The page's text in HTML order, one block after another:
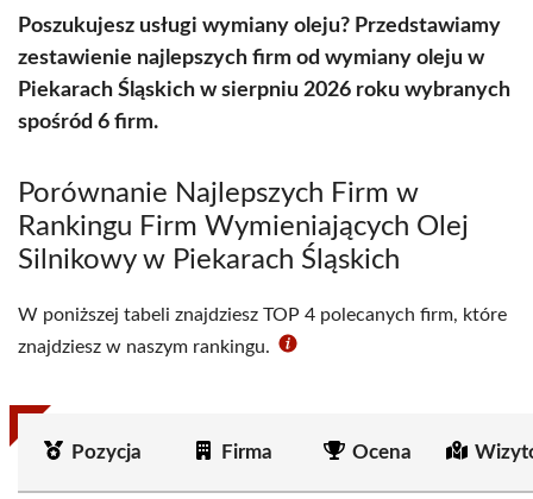
Poszukujesz usługi wymiany oleju? Przedstawiamy
zestawienie najlepszych firm od wymiany oleju w
Piekarach Śląskich w sierpniu 2026 roku wybranych
spośród 6 firm.
Porównanie Najlepszych Firm w
Rankingu Firm Wymieniających Olej
Silnikowy w Piekarach Śląskich
W poniższej tabeli znajdziesz TOP 4 polecanych firm, które
znajdziesz w naszym rankingu.
Pozycja Firma Ocena